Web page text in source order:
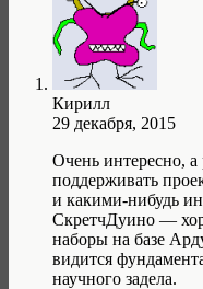
Кирилл
29 декабря, 2015
Очень интересно,
поддерживать
и какими-нибудь
СкретчДуино —
наборы на базе
видится
научного задела.